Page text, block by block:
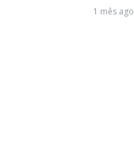
1 mês ago